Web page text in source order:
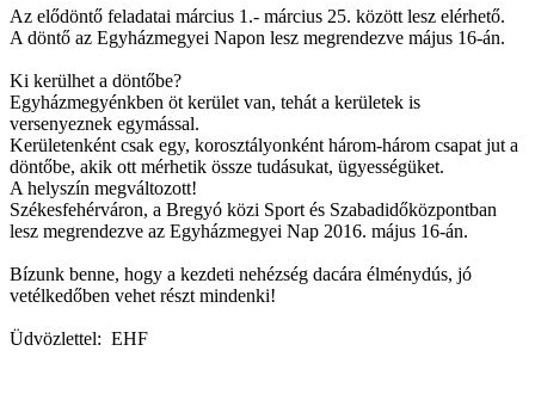
Az elődöntő feladatai március 1.- március 25. között lesz elérhető.
A döntő az Egyházmegyei Napon lesz megrendezve május 16-án.
Ki kerülhet a döntőbe?
Egyházmegyénkben öt kerület van, tehát a kerületek is
versenyeznek egymással.
Kerületenként csak egy, korosztályonként három-három csapat jut a
döntőbe, akik ott mérhetik össze tudásukat, ügyességüket.
A helyszín megváltozott!
Székesfehérváron, a Bregyó közi Sport és Szabadidőközpontban
lesz megrendezve az Egyházmegyei Nap 2016. május 16-án.
Bízunk benne, hogy a kezdeti nehézség dacára élménydús, jó
vetélkedőben vehet részt mindenki!
Üdvözlettel: EHF